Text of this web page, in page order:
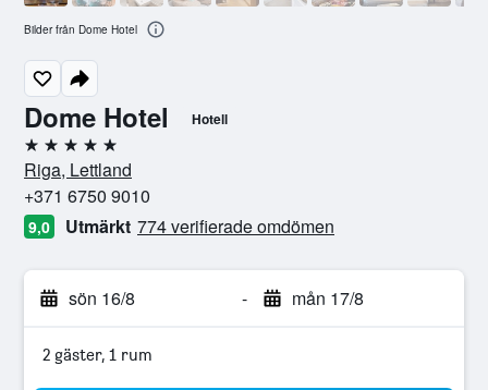
Dome Hotel Hotell
5 stjärnor
Riga, Lettland
+371 6750 9010
9,0 Utmärkt 774 verifierade omdömen
sön 16/8 - mån 17/8
2 gäster, 1 rum
Bilder från Dome Hotel